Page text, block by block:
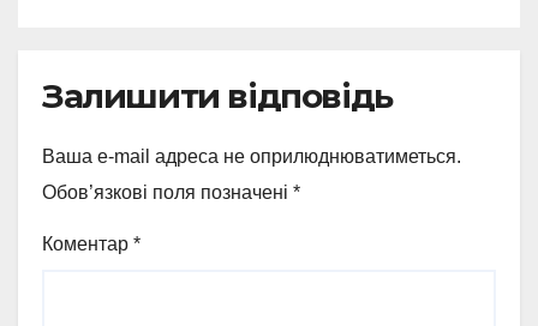
Залишити відповідь
Ваша e-mail адреса не оприлюднюватиметься.
Обов’язкові поля позначені *
Коментар *